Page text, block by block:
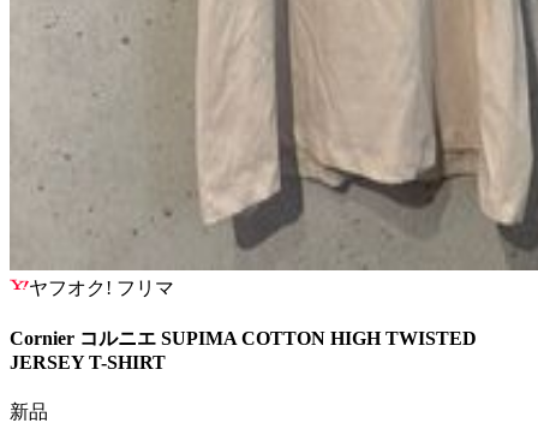
ヤフオク! フリマ
Cornier コルニエ SUPIMA COTTON HIGH TWISTED
JERSEY T-SHIRT
新品